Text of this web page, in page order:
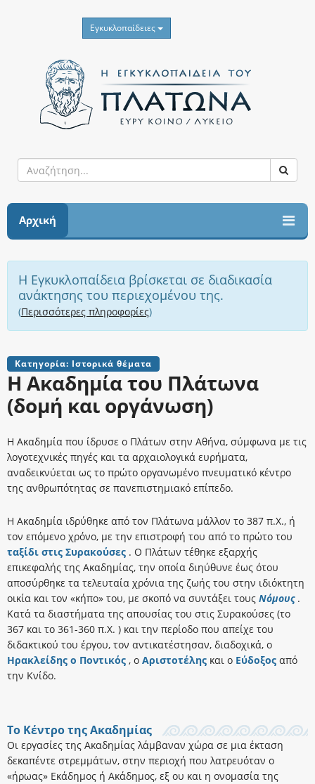
Εγκυκλοπαίδειες
Αρχική
Η Εγκυκλοπαίδεια βρίσκεται σε διαδικασία
ανάκτησης του περιεχομένου της.
(Περισσότερες πληροφορίες)
Κατηγορία: Ιστορικά θέματα
Η Ακαδημία του Πλάτωνα
(δομή και οργάνωση)
Η Ακαδημία που ίδρυσε ο Πλάτων στην Αθήνα, σύμφωνα με τις
λογοτεχνικές πηγές και τα αρχαιολογικά ευρήματα,
αναδεικνύεται ως το πρώτο οργανωμένο πνευματικό κέντρο
της ανθρωπότητας σε πανεπιστημιακό επίπεδο.
Η Ακαδημία ιδρύθηκε από τον Πλάτωνα μάλλον το 387 π.Χ., ή
τον επόμενο χρόνο, με την επιστροφή του από το πρώτο του
ταξίδι στις Συρακούσες . Ο Πλάτων τέθηκε εξαρχής
επικεφαλής της Ακαδημίας, την οποία διηύθυνε έως ότου
αποσύρθηκε τα τελευταία χρόνια της ζωής του στην ιδιόκτητη
οικία και τον «κήπο» του, με σκοπό να συντάξει τους Νόμους .
Κατά τα διαστήματα της απουσίας του στις Συρακούσες (το
367 και το 361-360 π.Χ. ) και την περίοδο που απείχε του
διδακτικού του έργου, τον αντικατέστησαν, διαδοχικά, ο
Ηρακλείδης ο Ποντικός , ο Αριστοτέλης και ο Εύδοξος από
την Κνίδο.
Το Κέντρο της Ακαδημίας
Οι εργασίες της Ακαδημίας λάμβαναν χώρα σε μια έκταση
δεκαπέντε στρεμμάτων, στην περιοχή που λατρευόταν ο
«ήρωας» Εκάδημος ή Ακάδημος, εξ ου και η ονομασία της